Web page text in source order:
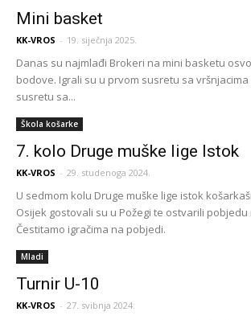
Mini basket
KK-VROS - 19. siječnja 2025.
Danas su najmlađi Brokeri na mini basketu
bodove. Igrali su u prvom susretu sa
susretu sa...
Škola košarke
7. kolo Druge muške lige Istok
KK-VROS - 29. studenoga 2024.
U sedmom kolu Druge muške lige istok
Osijek gostovali su u Požegi te ostvarili pobjedu
Čestitamo igračima na pobjedi.
Mladi
Turnir U-10
KK-VROS - 27. svibnja 2024.